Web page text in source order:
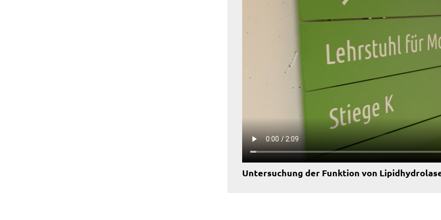
Untersuchung der Funktion von